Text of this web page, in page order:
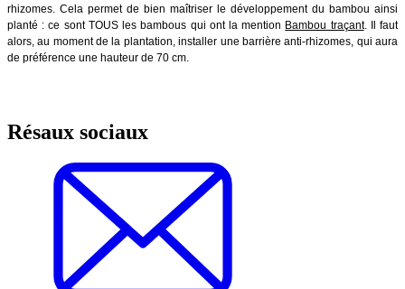
rhizomes. Cela permet de bien maîtriser le développement du bambou ainsi
planté : ce sont TOUS les bambous qui ont la mention Bambou traçant. Il faut
alors, au moment de la plantation, installer une barrière anti-rhizomes, qui aura
de préférence une hauteur de 70 cm.
Résaux sociaux